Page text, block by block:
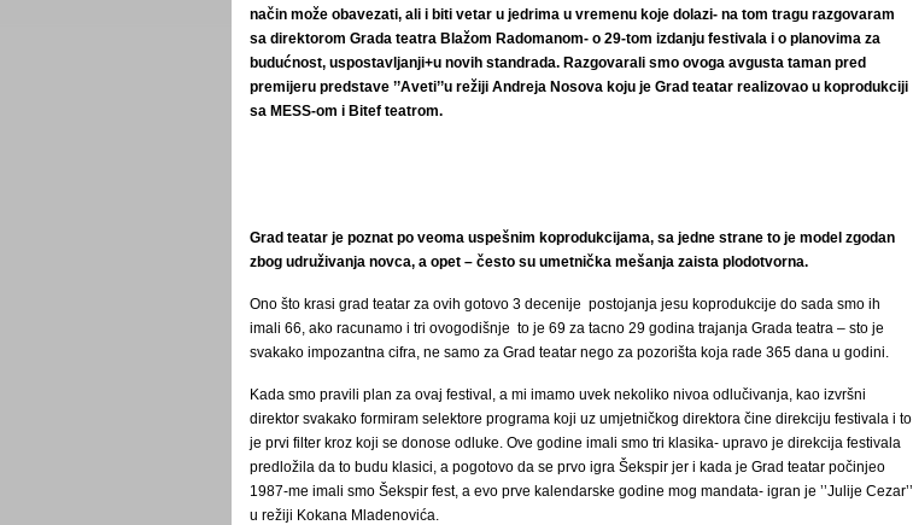
način može obavezati, ali i biti vetar u jedrima u vremenu koje dolazi- na tom tragu razgovaram
sa direktorom Grada teatra Blažom Radomanom- o 29-tom izdanju festivala i o planovima za
budućnost, uspostavljanji+u novih standrada. Razgovarali smo ovoga avgusta taman pred
premijeru predstave ’’Aveti’’u režiji Andreja Nosova koju je Grad teatar realizovao u koprodukciji
sa MESS-om i Bitef teatrom.
Grad teatar je poznat po veoma uspešnim koprodukcijama, sa jedne strane to je model zgodan
zbog udruživanja novca, a opet – često su umetnička mešanja zaista plodotvorna.
Ono što krasi grad teatar za ovih gotovo 3 decenije postojanja jesu koprodukcije do sada smo ih
imali 66, ako racunamo i tri ovogodišnje to je 69 za tacno 29 godina trajanja Grada teatra – sto je
svakako impozantna cifra, ne samo za Grad teatar nego za pozorišta koja rade 365 dana u godini.
Kada smo pravili plan za ovaj festival, a mi imamo uvek nekoliko nivoa odlučivanja, kao izvršni
direktor svakako formiram selektore programa koji uz umjetničkog direktora čine direkciju festivala i to
je prvi filter kroz koji se donose odluke. Ove godine imali smo tri klasika- upravo je direkcija festivala
predložila da to budu klasici, a pogotovo da se prvo igra Šekspir jer i kada je Grad teatar počinjeo
1987-me imali smo Šekspir fest, a evo prve kalendarske godine mog mandata- igran je ’’Julije Cezar’’
u režiji Kokana Mladenovića.